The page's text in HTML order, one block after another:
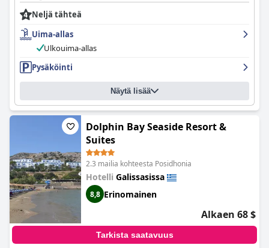
Neljä tähteä
Uima-allas
Ulkouima-allas
Pysäköinti
Näytä lisää
Dolphin Bay Seaside Resort &
Suites
2.3 mailia kohteesta Posidhonia
Hotelli Galissasissa
8,8 Erinomainen
Alkaen 68 $
Tarkista saatavuus